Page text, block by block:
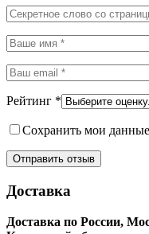
Рейтинг *
Сохранить мои
Доставка
Доставка по России,